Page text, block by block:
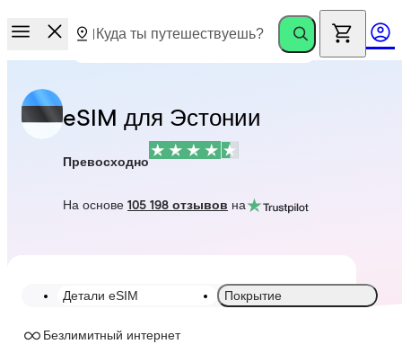
eSIM для Эстонии
Превосходно
На основе 105 198 отзывов на
Детали eSIM Покрытие
Безлимитный интернет